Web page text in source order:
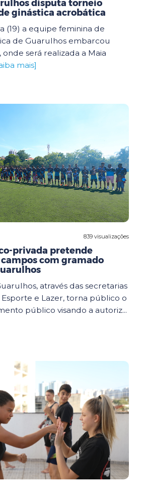
disputa torneio
ginástica acrobática
(19) a equipe feminina de
de Guarulhos embarcou
será realizada a Maia
mais]
839 visualizações
privada pretende
com gramado
através das secretarias
e Lazer, torna público o
público visando a autoriz...